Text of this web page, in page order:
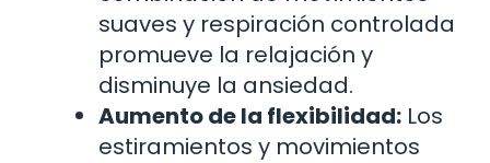
suaves y respiración controlada
promueve la relajación y
disminuye la ansiedad.
Aumento de la flexibilidad: Los
estiramientos y movimientos